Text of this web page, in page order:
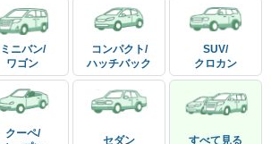
ミニバン/
ワゴン
コンパクト/
ハッチバック
SUV/
クロカン
クーペ/
セダン すべて見る